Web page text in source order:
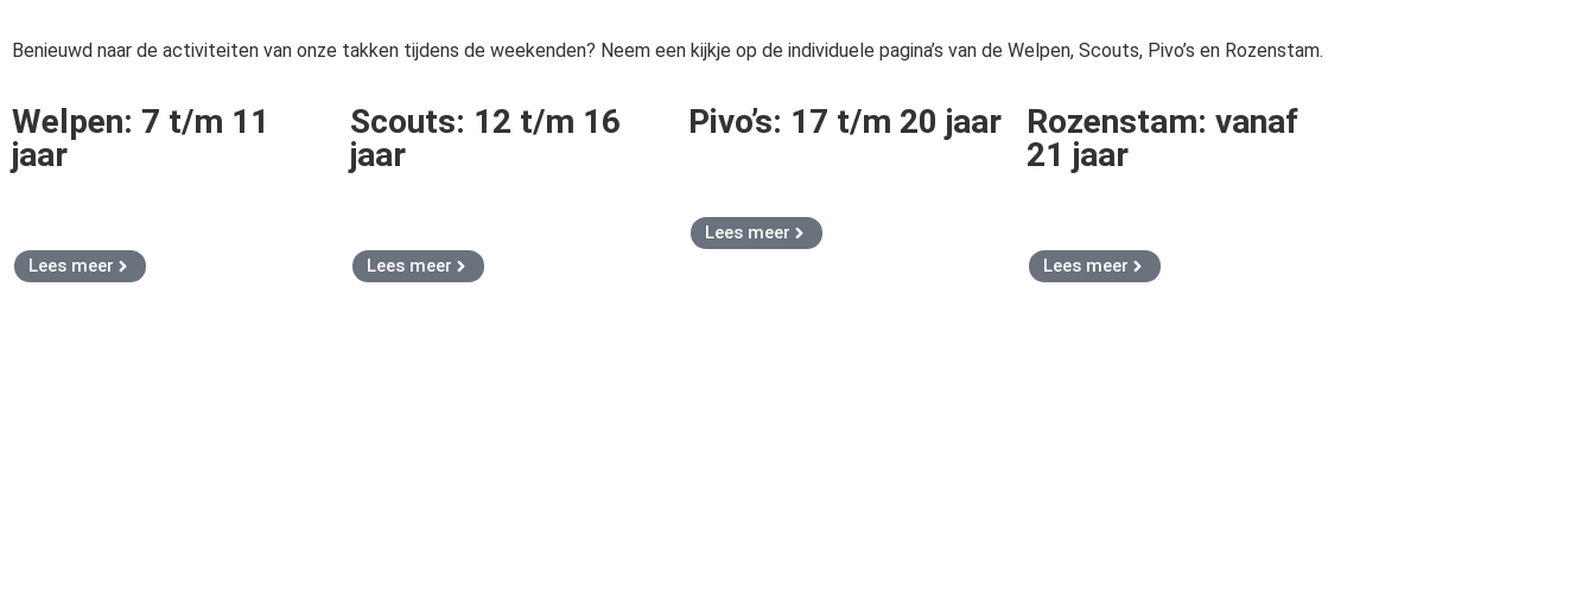
Benieuwd naar de activiteiten van onze takken tijdens de weekenden? Neem een kijkje op de individuele pagina’s van de Welpen, Scouts, Pivo’s en Rozenstam.
Welpen: 7 t/m 11
jaar
Lees meer
Scouts: 12 t/m 16
jaar
Lees meer
Pivo’s: 17 t/m 20 jaar
Lees meer
Rozenstam: vanaf
21 jaar
Lees meer